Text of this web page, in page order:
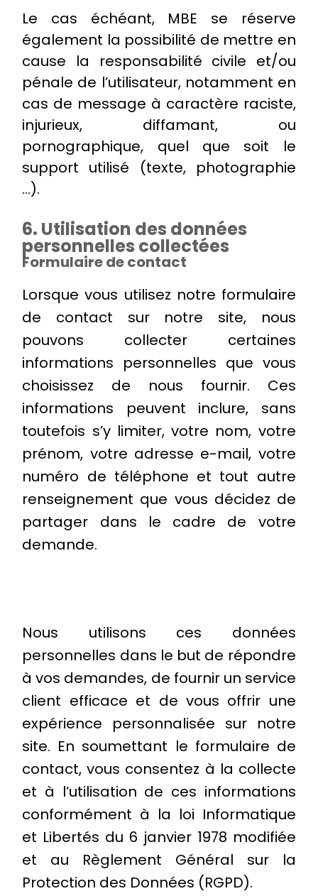
Le cas échéant, MBE se réserve
également la possibilité de mettre en
cause la responsabilité civile et/ou
pénale de l’utilisateur, notamment en
cas de message à caractère raciste,
injurieux, diffamant, ou
pornographique, quel que soit le
support utilisé (texte, photographie
…).
6. Utilisation des données
personnelles collectées
Formulaire de contact
Lorsque vous utilisez notre formulaire
de contact sur notre site, nous
pouvons collecter certaines
informations personnelles que vous
choisissez de nous fournir. Ces
informations peuvent inclure, sans
toutefois s’y limiter, votre nom, votre
prénom, votre adresse e-mail, votre
numéro de téléphone et tout autre
renseignement que vous décidez de
partager dans le cadre de votre
demande.
Nous utilisons ces données
personnelles dans le but de répondre
à vos demandes, de fournir un service
client efficace et de vous offrir une
expérience personnalisée sur notre
site. En soumettant le formulaire de
contact, vous consentez à la collecte
et à l’utilisation de ces informations
conformément à la loi Informatique
et Libertés du 6 janvier 1978 modifiée
et au Règlement Général sur la
Protection des Données (RGPD).